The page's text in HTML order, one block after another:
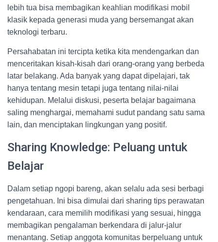
lebih tua bisa membagikan keahlian modifikasi mobil
klasik kepada generasi muda yang bersemangat akan
teknologi terbaru.
Persahabatan ini tercipta ketika kita mendengarkan dan
menceritakan kisah-kisah dari orang-orang yang berbeda
latar belakang. Ada banyak yang dapat dipelajari, tak
hanya tentang mesin tetapi juga tentang nilai-nilai
kehidupan. Melalui diskusi, peserta belajar bagaimana
saling menghargai, memahami sudut pandang satu sama
lain, dan menciptakan lingkungan yang positif.
Sharing Knowledge: Peluang untuk
Belajar
Dalam setiap ngopi bareng, akan selalu ada sesi berbagi
pengetahuan. Ini bisa dimulai dari sharing tips perawatan
kendaraan, cara memilih modifikasi yang sesuai, hingga
membagikan pengalaman berkendara di jalur-jalur
menantang. Setiap anggota komunitas berpeluang untuk